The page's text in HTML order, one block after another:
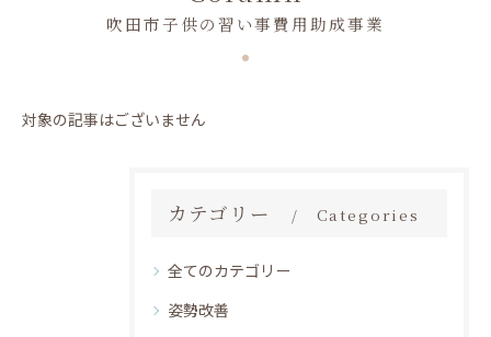
吹田市子供の習い事費用助成事業
対象の記事はございません
カテゴリー Categories
全てのカテゴリー
姿勢改善